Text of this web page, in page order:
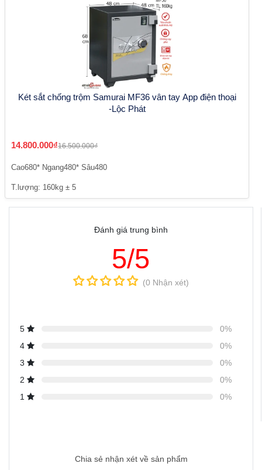
Két sắt chống trộm Samurai MF36 vân tay App điện thoại
-Lộc Phát
14.800.000₫16.500.000₫
Cao680* Ngang480* Sâu480
T.lượng: 160kg ± 5
Đánh giá trung bình
5/5
(0 Nhận xét)
5
0%
4
0%
3
0%
2
0%
1
0%
Chia sẻ nhận xét về sản phẩm